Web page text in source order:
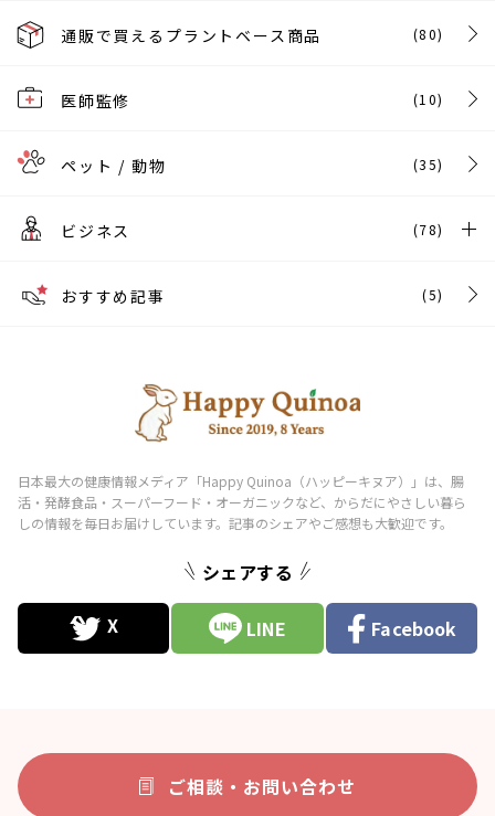
通販で買えるプラントベース商品 (80)
医師監修 (10)
ペット / 動物 (35)
ビジネス (78)
おすすめ記事 (5)
シェアする
LINE Facebook
ご相談・お問い合わせ